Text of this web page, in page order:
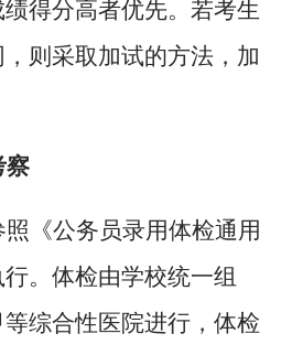
得分高者优先。若考生
则采取加试的方法，加
察
照《公务员录用体检通用
。体检由学校统一组
综合性医院进行，体检